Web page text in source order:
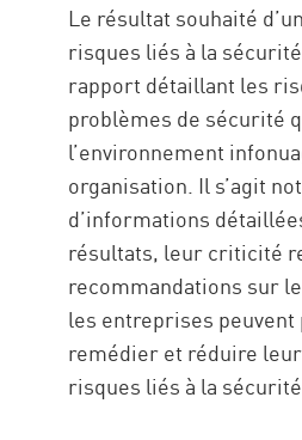
Le résultat souhaité
risques liés à la
rapport détaillant les
problèmes de sécurité
l’environnement
organisation. Il s’agit
d’informations
résultats, leur criticité
recommandations sur
les entreprises
remédier et réduire
risques liés à la